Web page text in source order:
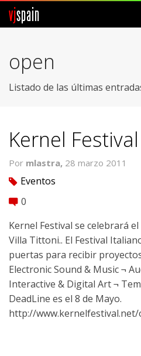
vjspain
Foros
Contacto
Crear Cuenta
open
Listado de las últimas
Kernel Festival
Por mlastra, 28 marzo 2011
tag Eventos
comment 0
Kernel Festival se celebrará
Villa Tittoni.. El Festival
puertas para recibir
Electronic Sound & Music ¬
Interactive & Digital Art ¬
DeadLine es el 8 de Mayo.
http://